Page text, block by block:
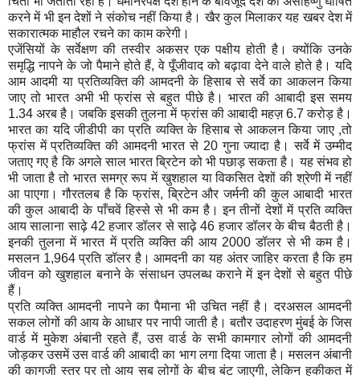
करने में भी इन देशों ने संकोच नहीं किया है। खैर कुल मिलाकर यह खबर देश में
सकारात्मक माहौल रचने का काम करेगी।
एजेंसियों के सर्वेक्षण की तस्वीर अकसर एक पक्षीय होती है। क्योंकि उनके
समृद्धि नापने के जो पैमाने होते हैं,वे पूँजीवाद को बढ़ावा देने वाले होते है। यदि
आम आदमी या प्रतिव्यक्ति की आमदनी के हिसाब से सर्वे का आकलन किया
जाए तो भारत अभी भी फ्रांस से बहुत पीछे है। भारत की आबादी इस समय
1.34 अरब है। जबकि इसकी तुलना में फ्रांस की आबादी महज़ 6.7 करोड़ है।
भारत का यदि जीडीपी का प्रति व्यक्ति के हिसाब से आकलन किया जाए ,तो
फ्रांस में प्रतिव्यक्ति की आमदनी भारत से 20 गुना ज्यादा है। सर्वे में उम्मीद
जताए गए है कि अगले साल भारत ब्रिटेन को भी पछाड़ सकता है। यह संभव हो
भी जाता है तो भारत समग्र रूप में खुशहाल या विकसित देशों की श्रेणी में नहीं
आ पाएगा। गौरतलब है कि फ्रांस,ब्रिटेन और जर्मनी की कुल आबादी भारत
की कुल आबादी के पाँचवें हिस्से से भी कम है। इन तीनों देशों में प्रति व्यक्ति
आय सालाना साढ़े 42 हजार डॉलर से साढ़े 46 हजार डॉलर के बीच बैठती है।
इनकी तुलना में भारत में प्रति व्यक्ति की आय 2000 डॉलर से भी कम है।
मसलन 1,964 प्रति डॉलर है। आमदनी का यह अंतर जाहिर करता है कि हम
जीवन को खुशहाल बनाने के संसाधन उपलब्ध कराने में इन देशों से बहुत पीछे
हैं।
प्रति व्यक्ति आमदनी नापने का पैमाना भी उचित नहीं है। दरअसल आमदनी
सकल लोगों की आय के आधार पर नापी जाती है। बतौर उदाहरण मुंबई के जिस
वार्ड में मुकेश अंबानी रहते हैं,उस वार्ड के सभी कामगार लोगों की आमदनी
जोड़कर उसमें उस वार्ड की आबादी का भाग लगा दिया जाता है। मसलन अंबानी
की कागजी स्तर पर तो आय सब लोगों के बीच बंट जाएगी,लेकिन हकीकत में